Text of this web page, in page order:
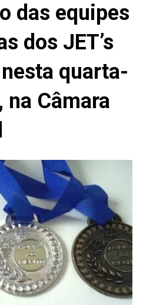
das equipes
dos JET’s
quarta-
Câmara